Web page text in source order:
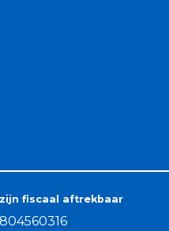
fiscaal aftrekbaar